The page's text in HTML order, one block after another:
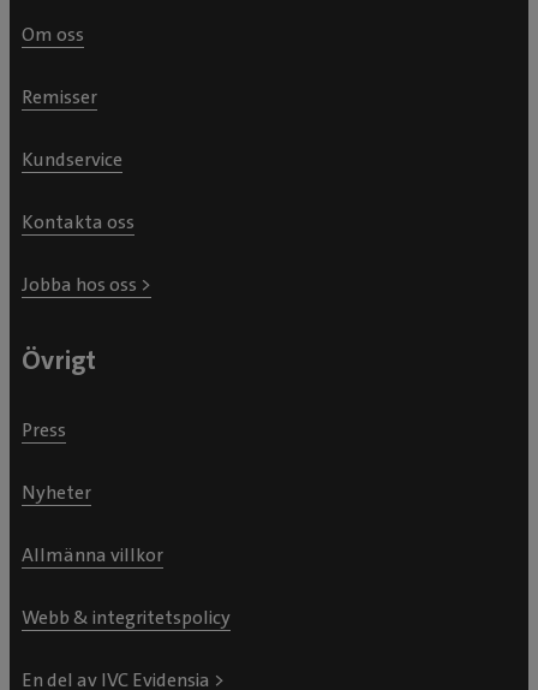
Om oss
Remisser
Kundservice
Kontakta oss
Jobba hos oss >
Övrigt
Press
Nyheter
Allmänna villkor
Webb & integritetspolicy
En del av IVC Evidensia >